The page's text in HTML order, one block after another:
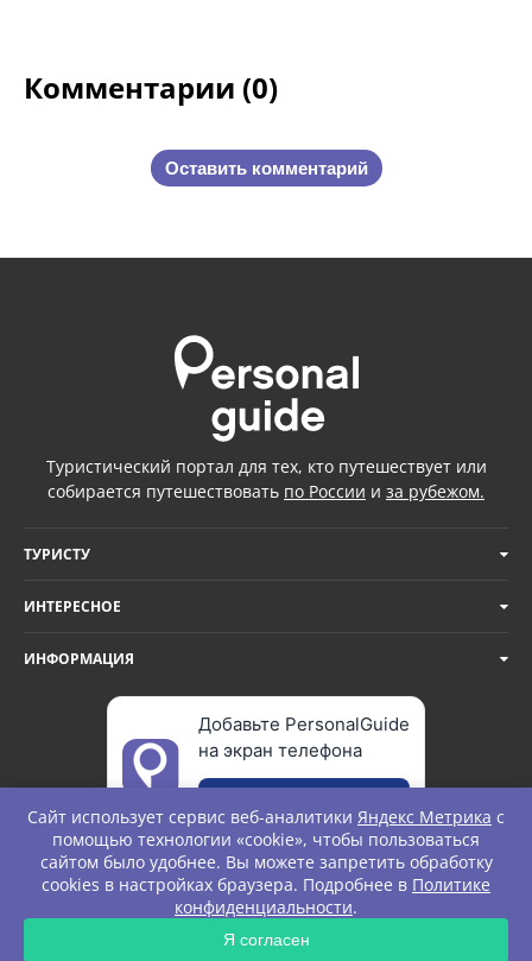
Комментарии (0)
Оставить комментарий
Туристический портал для тех, кто путешествует или
собирается путешествовать по России и за рубежом.
ТУРИСТУ
ИНТЕРЕСНОЕ
ИНФОРМАЦИЯ
Добавьте PersonalGuide
на экран телефона
© Personal Guide. All rights Reserved.
Сайт использует сервис веб-аналитики Яндекс Метрика с
помощью технологии «cookie», чтобы пользоваться
сайтом было удобнее. Вы можете запретить обработку
cookies в настройках браузера. Подробнее в Политике
конфиденциальности.
Я согласен
ЗАПРОС